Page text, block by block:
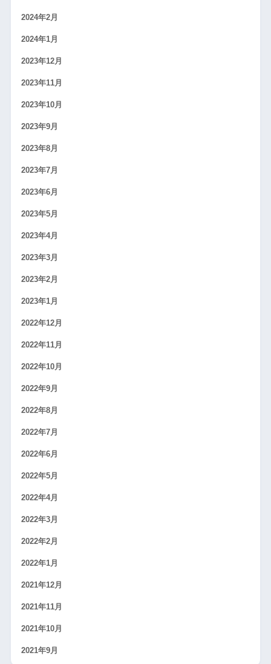
2024年2月
2024年1月
2023年12月
2023年11月
2023年10月
2023年9月
2023年8月
2023年7月
2023年6月
2023年5月
2023年4月
2023年3月
2023年2月
2023年1月
2022年12月
2022年11月
2022年10月
2022年9月
2022年8月
2022年7月
2022年6月
2022年5月
2022年4月
2022年3月
2022年2月
2022年1月
2021年12月
2021年11月
2021年10月
2021年9月